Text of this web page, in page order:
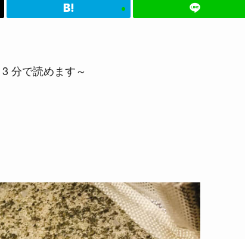
分で読めます～